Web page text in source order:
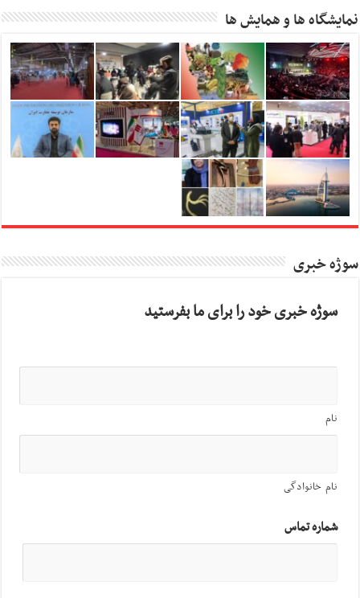
نمایشگاه ها و همایش ها
سوژه خبری
سوژه خبری خود را برای ما بفرستید
نام
نام خانوادگی
شماره تماس